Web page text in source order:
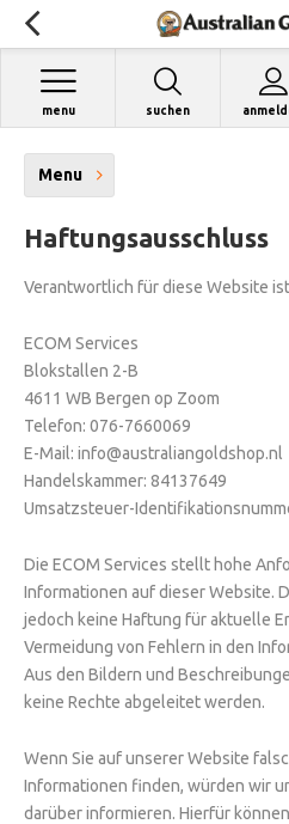
suchen
menu
Menu
Haftungsausschluss
Verantwortlich für diese Website
ECOM Services
Blokstallen 2-B
4611 WB Bergen op Zoom
Telefon: 076-7660069
E-Mail: info@australiangoldshop.nl
Handelskammer: 84137649
Umsatzsteuer-
Die ECOM Services stellt hohe
Informationen auf dieser Website.
jedoch keine Haftung für aktuelle
Vermeidung von Fehlern in den
Aus den Bildern und
keine Rechte abgeleitet werden.
Wenn Sie auf unserer Website
Informationen finden, würden wir
darüber informieren. Hierfür